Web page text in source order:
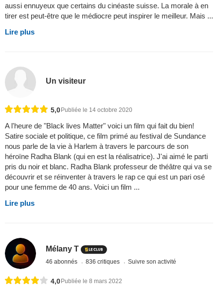
aussi ennuyeux que certains du cinéaste suisse. La morale à en
tirer est peut-être que le médiocre peut inspirer le meilleur. Mais ...
Lire plus
Un visiteur
5,0 Publiée le 14 octobre 2020
A l'heure de "Black lives Matter" voici un film qui fait du bien!
Satire sociale et politique, ce film primé au festival de Sundance
nous parle de la vie à Harlem à travers le parcours de son
héroïne Radha Blank (qui en est la réalisatrice). J'ai aimé le parti
pris du noir et blanc. Radha Blank professeur de théâtre qui va se
découvrir et se réinventer à travers le rap ce qui est un pari osé
pour une femme de 40 ans. Voici un film ...
Lire plus
Mélany T
46 abonnés 836 critiques Suivre son activité
4,0 Publiée le 8 mars 2022